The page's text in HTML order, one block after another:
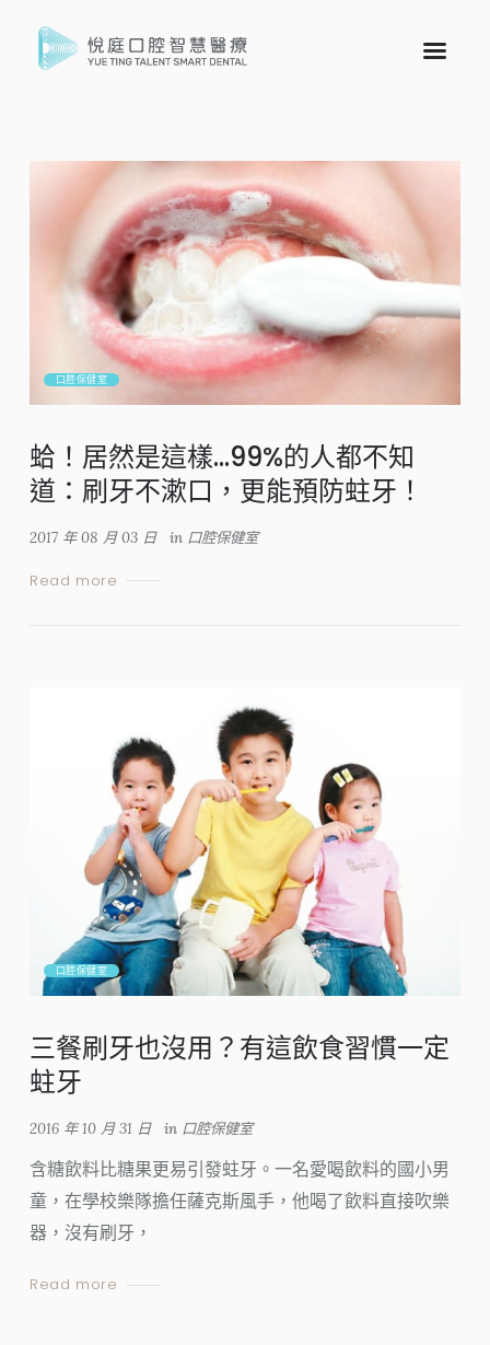
口腔保健室
蛤！居然是這樣…99%的人都不知
道：刷牙不漱口，更能預防蛀牙！
2017 年 08 月 03 日 in 口腔保健室
Read more
口腔保健室
三餐刷牙也沒用？有這飲食習慣一定
蛀牙
2016 年 10 月 31 日 in 口腔保健室
含糖飲料比糖果更易引發蛀牙。一名愛喝飲料的國小男
童，在學校樂隊擔任薩克斯風手，他喝了飲料直接吹樂
器，沒有刷牙，
Read more